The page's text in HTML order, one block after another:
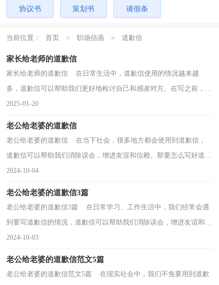
协议书 策划书 请假条
当前位置： 首页 > 职场信函 > 道歉信
家长给老师的道歉信
家长给老师的道歉信 在日常生活中，道歉信使用的情况越来越
多，道歉信可以帮助我们更好地检讨自己和感谢对方。在写之前，可
以先参考范文，以下是小编为大家整理的家长给老师的道...
2025-01-20
老公给老婆的道歉信
老公给老婆的道歉信 在当下社会，很多地方都会使用到道歉信，
道歉信可以帮助我们消除误会，增进友谊和信赖。那要怎么写好道歉
信呢？下面是小编整理的老公给老婆的道歉信，仅供参考...
2024-10-04
老公给老婆的道歉信3篇
老公给老婆的道歉信3篇 在日常学习、工作生活中，我们经常会遇
到要写道歉信的情况，道歉信可以帮助我们消除误会，增进友谊和信
赖。还是对道歉信一筹莫展吗？以下是小编为大家整...
2024-10-03
老公给老婆的道歉信范文5篇
老公给老婆的道歉信范文5篇 在现实社会中，我们不免要用到道歉